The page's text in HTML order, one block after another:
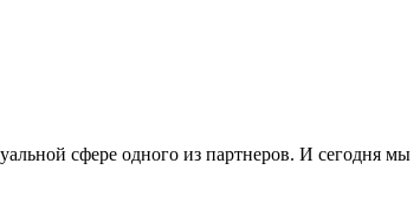
сфере одного из партнеров. И сегодня мы